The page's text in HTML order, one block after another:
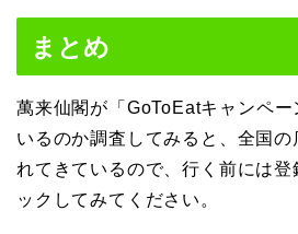
まとめ
萬来仙閣が「GoToEatキャンペー
いるのか調査してみると、全国の
れてきているので、行く前には登
ックしてみてください。